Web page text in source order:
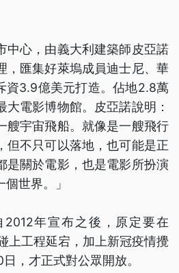
中心，由義大利建築師皮亞諾
，匯集好萊塢成員迪士尼、華
資3.9億美元打造。佔地2.8萬
電影博物館。皮亞諾說明：
艘宇宙飛船。就像是一艘飛行
但不只可以落地，也可能是正
是關於電影，也是電影所扮演
世界。」
年宣布之後，原定要在
上工程延宕，加上新冠疫情攪
，才正式對公眾開放。